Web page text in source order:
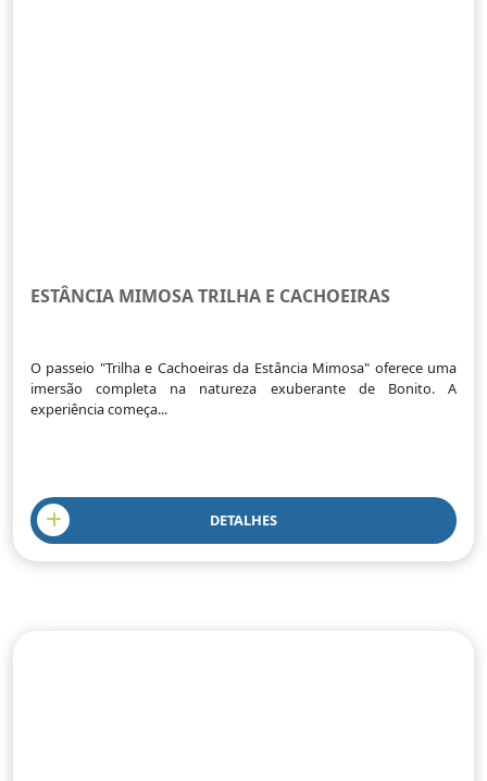
ESTÂNCIA MIMOSA TRILHA E CACHOEIRAS
O passeio "Trilha e Cachoeiras da Estância Mimosa" oferece uma
imersão completa na natureza exuberante de Bonito. A
experiência começa...
DETALHES